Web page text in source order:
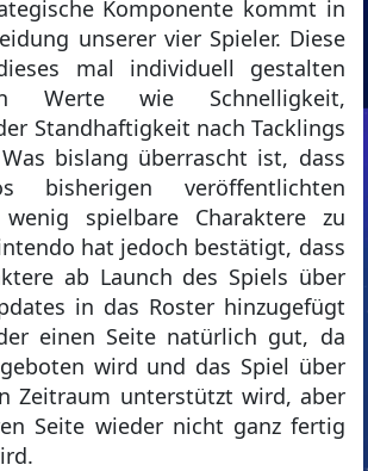
Komponente kommt in
unserer vier Spieler. Diese
mal individuell gestalten
Werte wie Schnelligkeit,
Standhaftigkeit nach Tacklings
bislang überrascht ist, dass
bisherigen veröffentlichten
spielbare Charaktere zu
hat jedoch bestätigt, dass
ab Launch des Spiels über
in das Roster hinzugefügt
einen Seite natürlich gut, da
wird und das Spiel über
Zeitraum unterstützt wird, aber
Seite wieder nicht ganz fertig